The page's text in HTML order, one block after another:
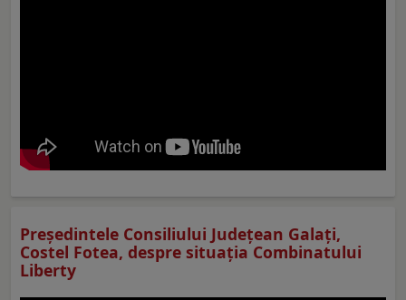
Preşedintele Consiliului Judeţean Galaţi,
Costel Fotea, despre situaţia Combinatului
Liberty